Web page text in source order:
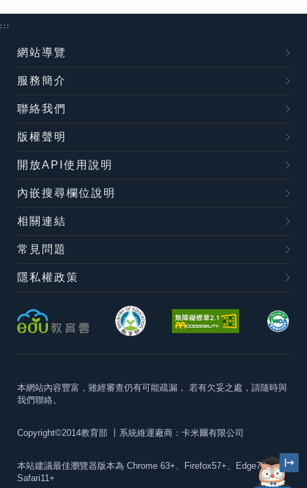
:::
網站導覽
服務簡介
聯絡我們
版權聲明
開放API使用說明
內嵌搜尋欄位說明
相關連結
常見問題
隱私權政策
本網站內容豐富，雖經審查仍有可能疏漏， 若有欠妥之處，請隨時與
我們聯絡。
Copyright©2014教育部 丨系統維運廠商：卡米爾有限公司
本站建議最佳瀏覽器版本為 Chrome 63+、Firefox57+、Edge79+及
Safari11+